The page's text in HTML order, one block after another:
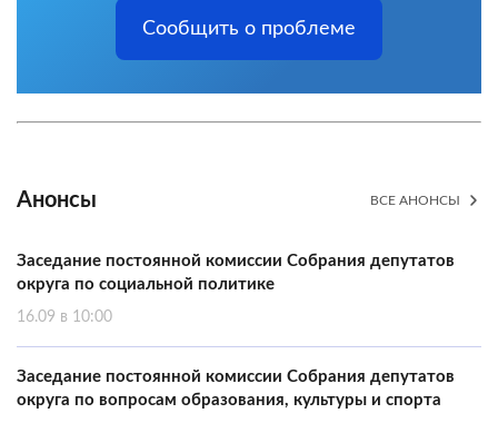
Сообщить о проблеме
Анонсы ВСЕ АНОНСЫ
Заседание постоянной комиссии Собрания депутатов
округа по социальной политике
16.09 в 10:00
Заседание постоянной комиссии Собрания депутатов
округа по вопросам образования, культуры и спорта